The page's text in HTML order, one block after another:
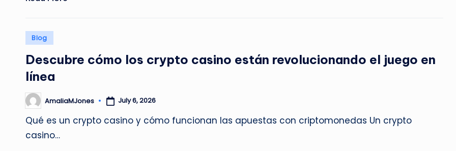
Posted
Blog
Descubre cómo los crypto casino están revolucionando el juego en
línea
Posted
by
AmaliaMJones July 6, 2026
Qué es un crypto casino y cómo funcionan las apuestas con criptomonedas Un crypto
casino…